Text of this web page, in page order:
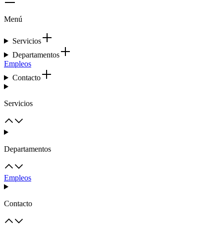
Menú
Servicios
Departamentos
Empleos
Contacto
Servicios
Departamentos
Empleos
Contacto